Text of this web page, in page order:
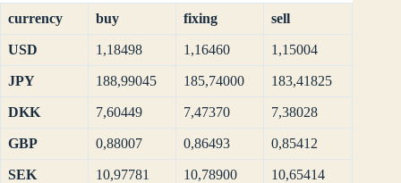
currency buy fixing sell
USD 1,18498 1,16460 1,15004
JPY 188,99045 185,74000 183,41825
DKK 7,60449 7,47370 7,38028
GBP 0,88007 0,86493 0,85412
SEK 10,97781 10,78900 10,65414